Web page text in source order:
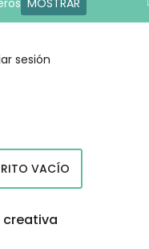
MOSTRAR
sesión
CESTAVACÍO
creativa